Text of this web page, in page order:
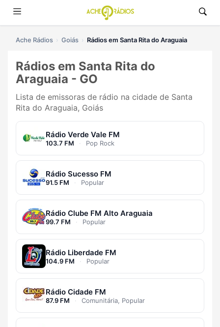
Ache Rádios Goiás Rádios em Santa Rita do Araguaia
Rádios em Santa Rita do
Araguaia - GO
Lista de emissoras de rádio na cidade de Santa
Rita do Araguaia, Goiás
Rádio Verde Vale FM
103.7 FM · Pop Rock
Rádio Sucesso FM
91.5 FM · Popular
Rádio Clube FM Alto Araguaia
99.7 FM · Popular
Rádio Liberdade FM
104.9 FM · Popular
Rádio Cidade FM
87.9 FM · Comunitária, Popular